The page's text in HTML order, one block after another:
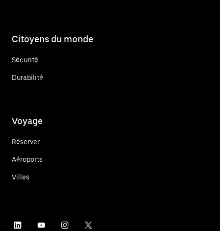
Citoyens du monde
Sécurité
Durabilité
Voyage
Réserver
Aéroports
Villes